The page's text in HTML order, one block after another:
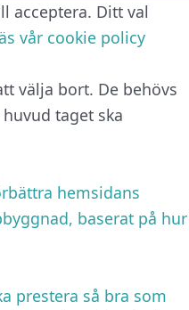
acceptera. Ditt val
vår cookie policy
välja bort. De behövs
taget ska
hemsidans
baserat på hur
prestera så bra som